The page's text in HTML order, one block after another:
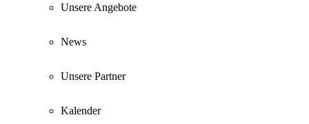
Unsere Angebote
News
Unsere Partner
Kalender